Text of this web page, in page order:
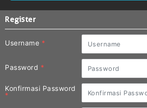
Register
Username *
Password *
Konfirmasi Password
*